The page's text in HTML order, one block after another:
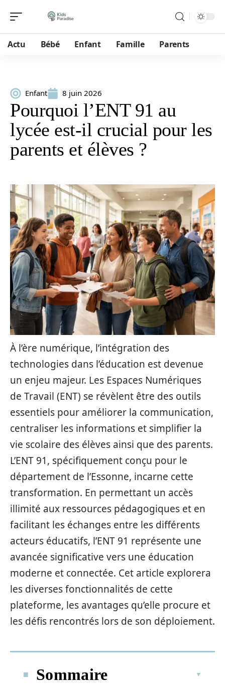
Actu Bébé Enfant Famille Parents
Enfant 8 juin 2026
Pourquoi l’ENT 91 au
lycée est-il crucial pour les
parents et élèves ?
À l’ère numérique, l’intégration des
technologies dans l’éducation est devenue
un enjeu majeur. Les Espaces Numériques
de Travail (ENT) se révèlent être des outils
essentiels pour améliorer la communication,
centraliser les informations et simplifier la
vie scolaire des élèves ainsi que des parents.
L’ENT 91, spécifiquement conçu pour le
département de l’Essonne, incarne cette
transformation. En permettant un accès
illimité aux ressources pédagogiques et en
facilitant les échanges entre les différents
acteurs éducatifs, l’ENT 91 représente une
avancée significative vers une éducation
moderne et connectée. Cet article explorera
les diverses fonctionnalités de cette
plateforme, les avantages qu’elle procure et
les défis rencontrés lors de son déploiement.
Sommaire